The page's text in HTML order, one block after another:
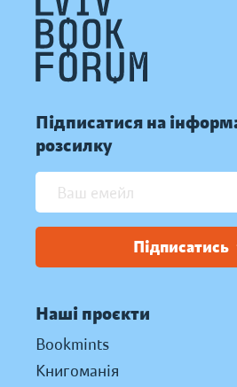
Підписатися на
розсилку
Підписатись
Наші проєкти
Bookmints
Книгоманія